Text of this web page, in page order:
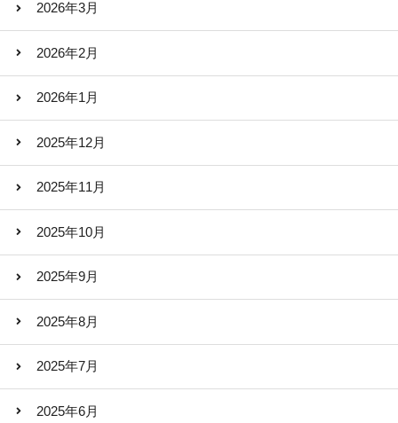
2026年3月
2026年2月
2026年1月
2025年12月
2025年11月
2025年10月
2025年9月
2025年8月
2025年7月
2025年6月